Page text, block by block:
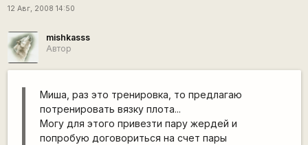
12 Авг, 2008 14:50
mishkasss
Автор
Миша, раз это тренировка, то предлагаю
потренировать вязку плота...
Могу для этого привезти пару жердей и
попробую договориться на счет пары